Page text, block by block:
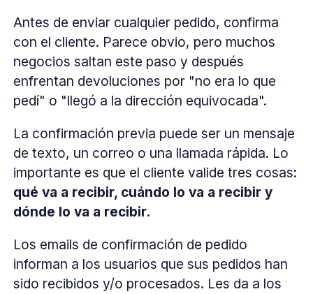
Antes de enviar cualquier pedido, confirma
con el cliente. Parece obvio, pero muchos
negocios saltan este paso y después
enfrentan devoluciones por "no era lo que
pedí" o "llegó a la dirección equivocada".
La confirmación previa puede ser un mensaje
de texto, un correo o una llamada rápida. Lo
importante es que el cliente valide tres cosas:
qué va a recibir, cuándo lo va a recibir y
dónde lo va a recibir.
Los emails de confirmación de pedido
informan a los usuarios que sus pedidos han
sido recibidos y/o procesados. Les da a los